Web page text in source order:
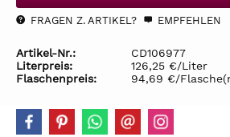
FRAGEN Z. ARTIKEL? EMPFEHLEN
Artikel-Nr.:
CD106977
Literpreis:
126,25 €/Liter
Flaschenpreis:
94,69 €/